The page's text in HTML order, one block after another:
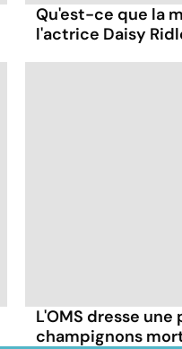
Qu'est-ce que la
l'actrice Daisy
L'OMS dresse
champignons